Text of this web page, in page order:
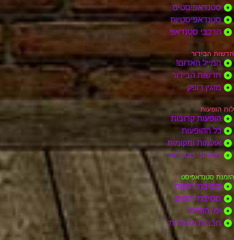
סטנדאפיסטים
סטנדאפיסטיות
הרכבי סטנדאפ
חדשות הבידור
המייל האדום!
חדשות הבידור
מזגין דופק
לוח הופעות
הופעות קרובות
כל ההופעות
אולמות ומקומות
מועדוני סטנדאפ
הזמנת סטנדאפיסט
מסיבת רווקות
מסיבת רווקים
ימי הולדת
חברות ומוסדות